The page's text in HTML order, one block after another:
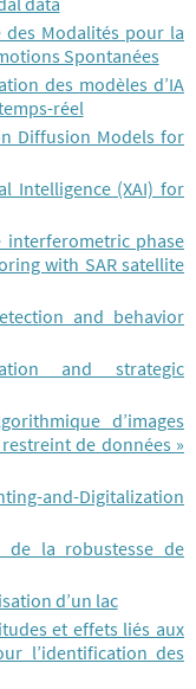
des Modalités pour la
Spontanées
des modèles d’IA
réel
Diffusion Models for
Intelligence (XAI) for
phase
with SAR satellite
and behavior
and strategic
d’images
de données »
and-Digitalization
de la robustesse de
d’un lac
et effets liés aux
l’identification des